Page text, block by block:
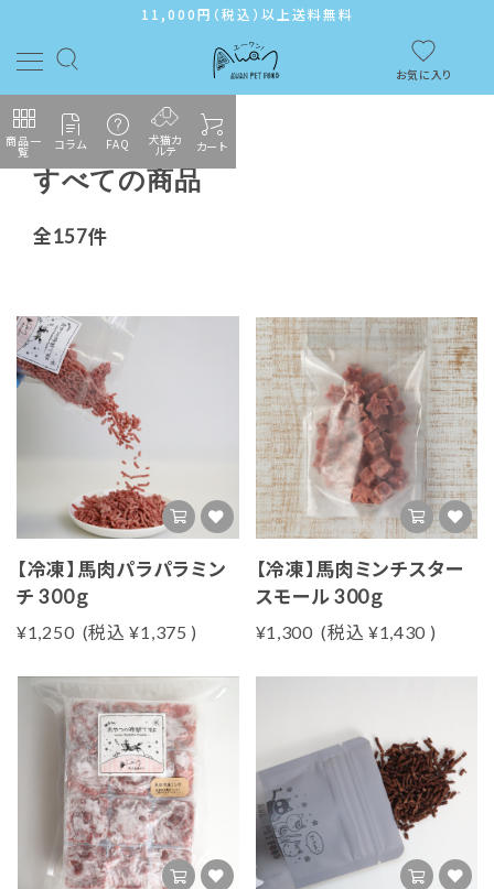
11,000円（税込）以上送料無料
お気に入り
商品一
覧 コラム FAQ 犬猫カ
ルテ カート
ようこそ ゲスト 様
カテゴリーから探す
メンバーシップ
よくあるご質問
ご利用ガイド
プライバシーポリシー
特定商取引法について
お問い合わせ
会社概要
すべての商品
全157件
【冷凍】馬肉パラパラミン
チ 300ｇ
¥1,250 (税込 ¥1,375 )
【冷凍】馬肉ミンチスター
スモール 300ｇ
¥1,300 (税込 ¥1,430 )